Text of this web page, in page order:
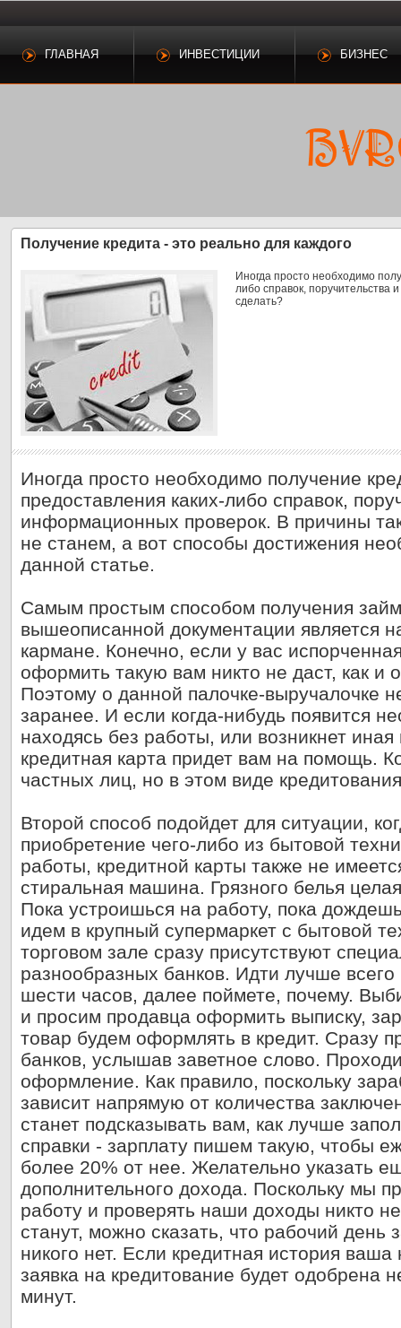
ГЛАВНАЯ ИНВЕСТИЦИИ БИЗНЕС
Получение кредита - это реально для каждого
Иногда просто необходимо
либо справок, поручительства
сделать?
Иногда просто необходимо получение
предоставления каких-либо справок,
информационных проверок. В причины
не станем, а вот способы достижения
данной статье.
Самым простым способом получения
вышеописанной документации является
кармане. Конечно, если у вас
оформить такую вам никто не даст, как
Поэтому о данной палочке-выручалочке
заранее. И если когда-нибудь появится
находясь без работы, или возникнет
кредитная карта придет вам на помощь.
частных лиц, но в этом виде
Второй способ подойдет для ситуации,
приобретение чего-либо из бытовой
работы, кредитной карты также не
стиральная машина. Грязного белья
Пока устроишься на работу, пока
идем в крупный супермаркет с бытовой
торговом зале сразу присутствуют
разнообразных банков. Идти лучше
шести часов, далее поймете, почему.
и просим продавца оформить выписку,
товар будем оформлять в кредит. Сразу
банков, услышав заветное слово.
оформление. Как правило, поскольку
зависит напрямую от количества
станет подсказывать вам, как лучше
справки - зарплату пишем такую, чтобы
более 20% от нее. Желательно указать
дополнительного дохода. Поскольку мы
работу и проверять наши доходы никто
станут, можно сказать, что рабочий день
никого нет. Если кредитная история
заявка на кредитование будет одобрена
минут.